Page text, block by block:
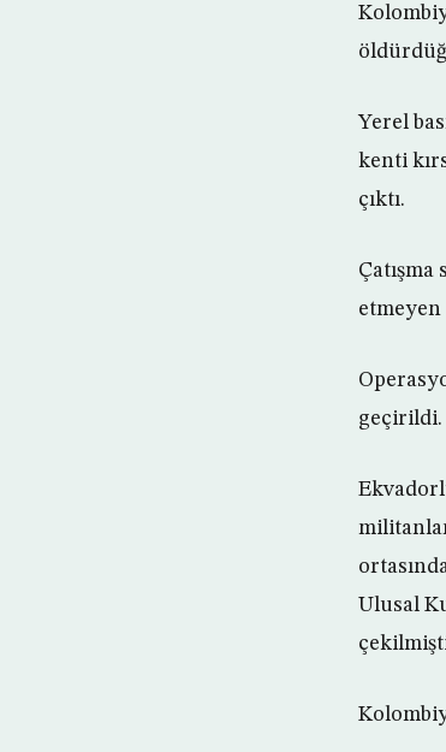
Yerel
kenti
çıktı.
etmeyen
geçirildi.
Ulusal